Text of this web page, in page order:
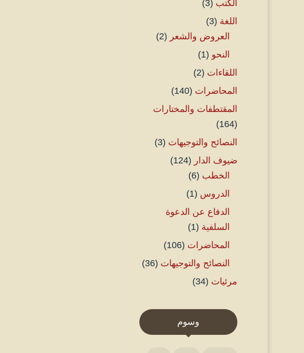
الكتب (3)
اللغة (3)
العروض والشعر (2)
النحو (1)
اللقاءات (2)
المحاضرات (140)
المقتطفات والمختارات
(164)
النصائح والتوجيهات (3)
ضيوف الدار (124)
الخطب (6)
الدروس (1)
الدفاع عن الدعوة
السلفية (1)
المحاضرات (106)
النصائح والتوجيهات (36)
مرئيات (34)
وسوم